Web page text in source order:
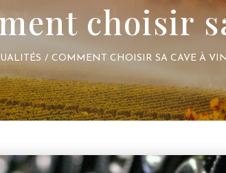
choisir
/ COMMENT CHOISIR SA CAVE À